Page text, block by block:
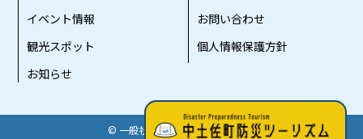
イベント情報
観光スポット
お知らせ
お問い合わせ
個人情報保護方針
© 一般社団法人なかとさ観光協会